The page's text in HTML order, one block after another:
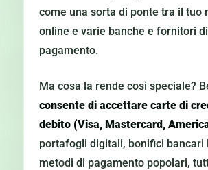
come una sorta di ponte tra il tuo
online e varie banche e fornitori di
pagamento.
Ma cosa la rende così speciale?
consente di accettare carte di
debito (Visa, Mastercard,
portafogli digitali, bonifici bancari
metodi di pagamento popolari,